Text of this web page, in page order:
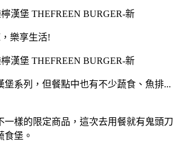
樂享生活!
堡系列，但餐點中也有不少蔬食、魚排...
一樣的限定商品，這次去用餐就有鬼頭刀
食堡。